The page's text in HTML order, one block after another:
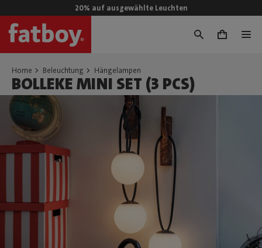
20% auf ausgewählte Leuchten
0
Home Beleuchtung Hängelampen
BOLLEKE MINI SET (3 PCS)